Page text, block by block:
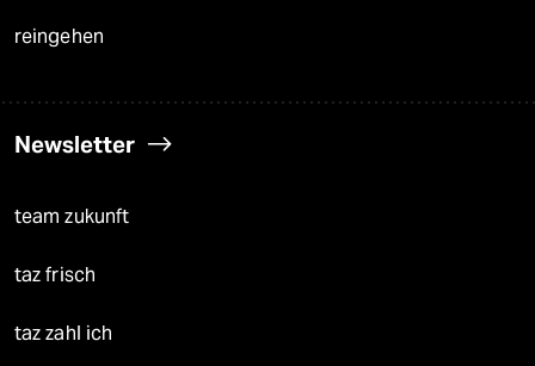
reingehen
Newsletter
team zukunft
taz frisch
taz zahl ich